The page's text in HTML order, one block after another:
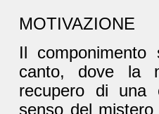
MOTIVAZIONE
Il
canto, dove la
recupero di una
senso del